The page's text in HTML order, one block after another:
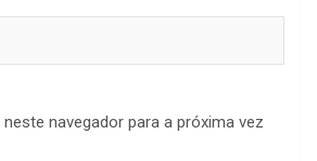
navegador para a próxima vez